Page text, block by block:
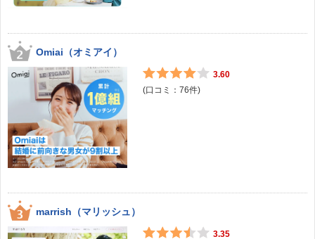
Omiai（オミアイ）
3.60
(口コミ： 76件)
marrish（マリッシュ）
3.35